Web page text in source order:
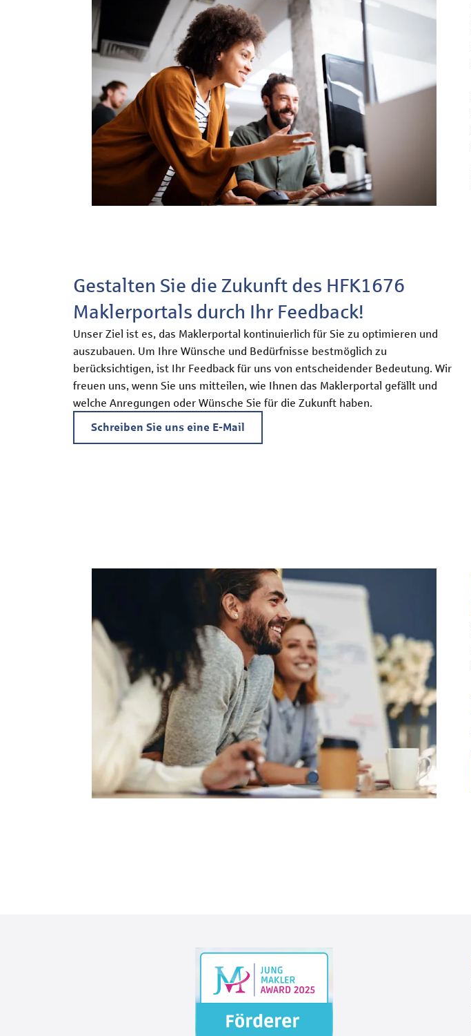
Gestalten Sie die Zukunft des HFK1676
Maklerportals durch Ihr Feedback!
Unser Ziel ist es, das Maklerportal kontinuierlich für Sie zu optimieren und
auszubauen. Um Ihre Wünsche und Bedürfnisse bestmöglich zu
berücksichtigen, ist Ihr Feedback für uns von entscheidender Bedeutung. Wir
freuen uns, wenn Sie uns mitteilen, wie Ihnen das Maklerportal gefällt und
welche Anregungen oder Wünsche Sie für die Zukunft haben.
Schreiben Sie uns eine E-Mail